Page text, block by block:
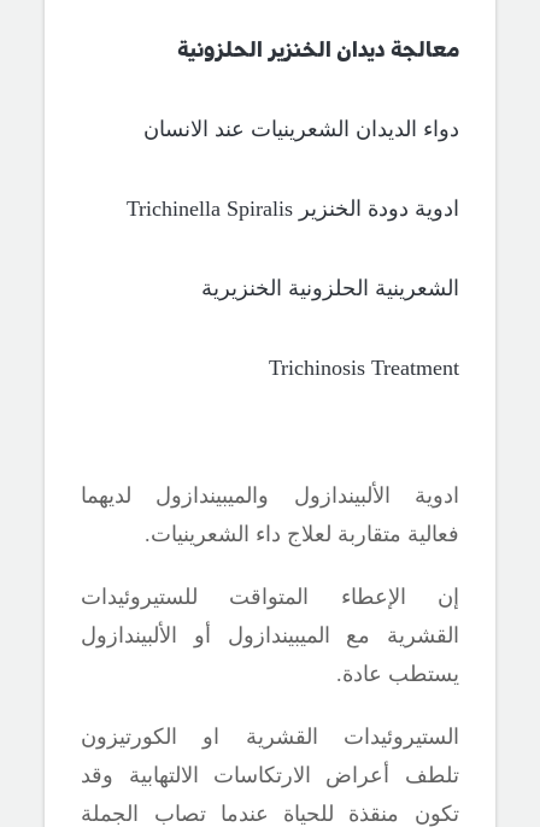
معالجة ديدان الخنزير الحلزونية
دواء الديدان الشعرينيات عند الانسان
ادوية دودة الخنزيرTrichinella Spiralis
الشعرينية الحلزونية الخنزيرية
Trichinosis Treatment
ادوية الألبيندازول والميبيندازول لديهما
فعالية متقاربة لعلاج داء الشعرينيات.
إن الإعطاء المتواقت للستيروئيدات
القشرية مع الميبيندازول أو الألبيندازول
يستطب عادة.
الستيروئيدات القشرية
او الكورتيزون
تلطف أعراض الارتكاسات الالتهابية وقد
تكون منقذة للحياة عندما تصاب الجملة